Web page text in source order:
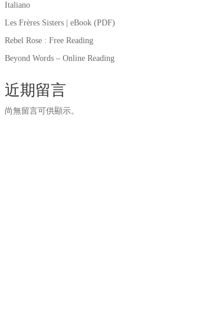
Italiano
Les Frères Sisters | eBook (PDF)
Rebel Rose : Free Reading
Beyond Words – Online Reading
近期留言
尚無留言可供顯示。